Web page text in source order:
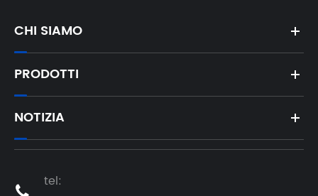
CHI SIAMO
PRODOTTI
NOTIZIA

tel: